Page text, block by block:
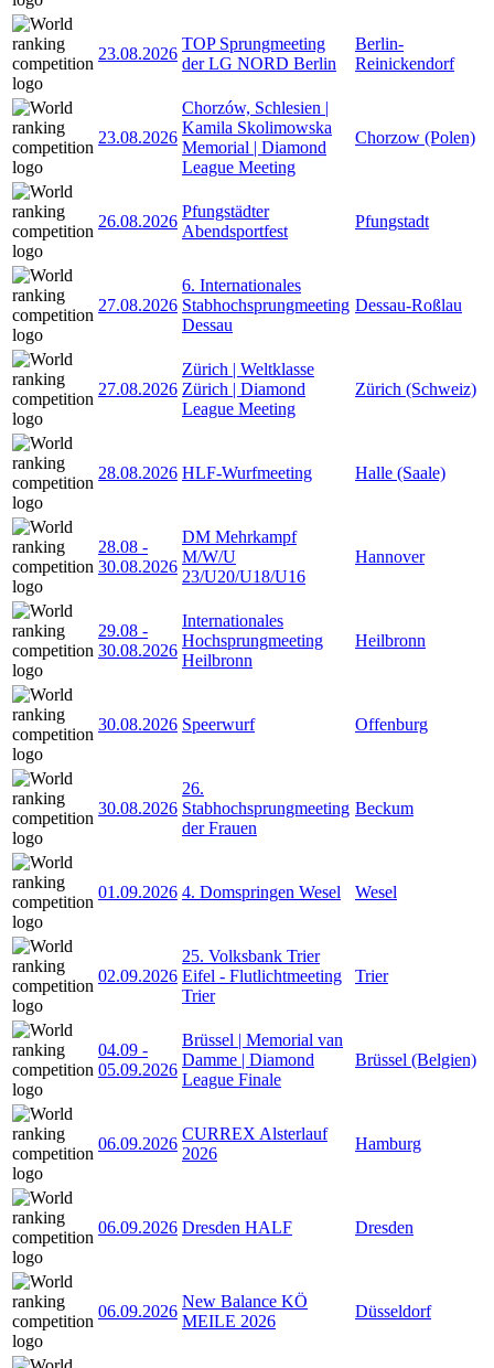
23.08.2026
TOP Sprungmeeting
der LG NORD Berlin
Berlin-
Reinickendorf
23.08.2026
Chorzów, Schlesien |
Kamila Skolimowska
Memorial | Diamond
League Meeting
Chorzow (Polen)
26.08.2026
Pfungstädter
Abendsportfest
Pfungstadt
27.08.2026
6. Internationales
Stabhochsprungmeeting
Dessau
Dessau-Roßlau
27.08.2026
Zürich | Weltklasse
Zürich | Diamond
League Meeting
Zürich (Schweiz)
28.08.2026 HLF-Wurfmeeting Halle (Saale)
28.08 -
30.08.2026
DM Mehrkampf
M/W/U
23/U20/U18/U16
Hannover
29.08 -
30.08.2026
Internationales
Hochsprungmeeting
Heilbronn
Heilbronn
30.08.2026 Speerwurf Offenburg
30.08.2026
26.
Stabhochsprungmeeting
der Frauen
Beckum
01.09.2026 4. Domspringen Wesel Wesel
02.09.2026
25. Volksbank Trier
Eifel - Flutlichtmeeting
Trier
Trier
04.09 -
05.09.2026
Brüssel | Memorial van
Damme | Diamond
League Finale
Brüssel (Belgien)
06.09.2026
CURREX Alsterlauf
2026
Hamburg
06.09.2026 Dresden HALF Dresden
06.09.2026
New Balance KÖ
MEILE 2026
Düsseldorf